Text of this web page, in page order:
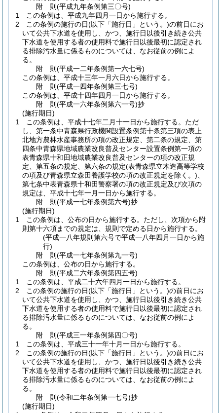
附 則(平成九年条例第三〇号)
1
この条例は、平成九年四月一日から施行する。
2
この条例の施行の日(以下「施行日」という。)の前日にお
いて公共下水道を使用し、かつ、施行日以後引き続き公共
下水道を使用する者の使用料で施行日以後最初に認定され
る排除汚水量に係るものについては、なお従前の例によ
る。
附 則(平成一二年条例第一六七号)
この条例は、平成十三年一月六日から施行する。
附 則(平成一四年条例第三七号)
この条例は、平成十四年四月一日から施行する。
附 則(平成一六年条例第六一号)抄
(施行期日)
1
この条例は、平成十七年二月十一日から施行する。 ただ
し、第一条中青森県行政機関設置条例第十条第三項の表上
北地方農林水産事務所の項の改正規定、第二条の規定、第
四条中青森県地域農業改良普及センター設置条例第一項の
表青森県十和田地域農業改良普及センターの項の改正規
定、第五条の規定、第六条の規定(表青森県立木造高等学校
の項及び青森県立森田養護学校の項の改正規定を除く。)
第七条中表青森県十和田警察署の項の改正規定及び次項の
規定は、平成十七年一月一日から施行する。
附 則(平成一七年条例第六号)抄
(施行期日)
1
この条例は、公布の日から施行する。 ただし、次項から附
則第十六項までの規定は、規則で定める日から施行する。
(平成一八年規則第六号で平成一八年四月一日から施
行)
附 則(平成一七年条例第九一号)
この条例は、公布の日から施行する。
附 則(平成二六年条例第四五号)
1
この条例は、平成二十六年四月一日から施行する。
2
この条例の施行の日(以下「施行日」という。)の前日にお
いて公共下水道を使用し、かつ、施行日以後引き続き公共
下水道を使用する者の使用料で施行日以後最初に認定され
る排除汚水量に係るものについては、なお従前の例によ
る。
附 則(平成三一年条例第四〇号)
1
この条例は、平成三十一年十月一日から施行する。
2
この条例の施行の日(以下「施行日」という。)の前日にお
いて公共下水道を使用し、かつ、施行日以後引き続き公共
下水道を使用する者の使用料で施行日以後最初に認定され
る排除汚水量に係るものについては、なお従前の例によ
る。
附 則(令和二年条例第一七号)抄
(施行期日)